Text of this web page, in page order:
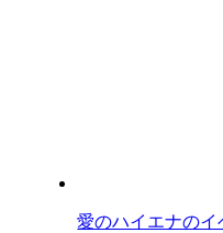
愛のハイエナの